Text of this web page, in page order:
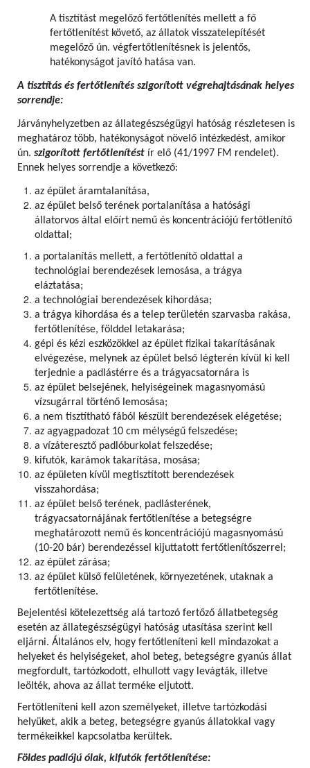
A tisztítást megelőző fertőtlenítés mellett a fő
fertőtlenítést követő, az állatok visszatelepítését
megelőző ún. végfertőtlenítésnek is jelentős,
hatékonyságot javító hatása van.
A tisztítás és fertőtlenítés szigorított végrehajtásának helyes
sorrendje:
Járványhelyzetben az állategészségügyi hatóság részletesen is
meghatároz több, hatékonyságot növelő intézkedést, amikor
ún. szigorított fertőtlenítést ír elő (41/1997 FM rendelet).
Ennek helyes sorrendje a következő:
az épület áramtalanítása,
az épület belső terének portalanítása a hatósági
állatorvos által előírt nemű és koncentrációjú fertőtlenítő
oldattal;
a portalanítás mellett, a fertőtlenítő oldattal a
technológiai berendezések lemosása, a trágya
eláztatása;
a technológiai berendezések kihordása;
a trágya kihordása és a telep területén szarvasba rakása,
fertőtlenítése, földdel letakarása;
gépi és kézi eszközökkel az épület fizikai takarításának
elvégezése, melynek az épület belső légterén kívül ki kell
terjednie a padlástérre és a trágyacsatornára is
az épület belsejének, helyiségeinek magasnyomású
vízsugárral történő lemosása;
a nem tisztítható fából készült berendezések elégetése;
az agyagpadozat 10 cm mélységű felszedése;
a vízáteresztő padlóburkolat felszedése;
kifutók, karámok takarítása, mosása;
az épületen kívül megtisztított berendezések
visszahordása;
az épület belső terének, padlásterének,
trágyacsatornájának fertőtlenítése a betegségre
meghatározott nemű és koncentrációjú magasnyomású
(10-20 bár) berendezéssel kijuttatott fertőtlenítőszerrel;
az épület zárása;
az épület külső felületének, környezetének, utaknak a
fertőtlenítése.
Bejelentési kötelezettség alá tartozó fertőző állatbetegség
esetén az állategészségügyi hatóság utasítása szerint kell
eljárni. Általános elv, hogy fertőtleníteni kell mindazokat a
helyeket és helyiségeket, ahol beteg, betegségre gyanús állat
megfordult, tartózkodott, elhullott vagy levágták, illetve
leölték, ahova az állat terméke eljutott.
Fertőtleníteni kell azon személyeket, illetve tartózkodási
helyüket, akik a beteg, betegségre gyanús állatokkal vagy
termékeikkel kapcsolatba kerültek.
Földes padlójú ólak, kifutók fertőtlenítése: